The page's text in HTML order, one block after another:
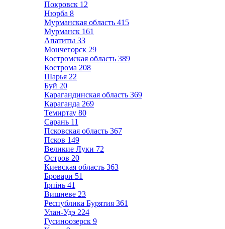
Покровск 12
Нюрба 8
Мурманская область 415
Мурманск 161
Апатиты 33
Мончегорск 29
Костромская область 389
Кострома 208
Шарья 22
Буй 20
Карагандинская область 369
Караганда 269
Темиртау 80
Сарань 11
Псковская область 367
Псков 149
Великие Луки 72
Остров 20
Киевская область 363
Бровари 51
Ірпінь 41
Вишневе 23
Республика Бурятия 361
Улан-Удэ 224
Гусиноозерск 9